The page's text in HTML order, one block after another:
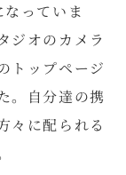
っていま
ジオのカメラ
トップページ
。自分達の携
々に配られる